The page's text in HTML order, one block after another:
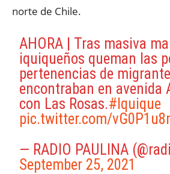
norte de Chile.
AHORA | Tras masiva
iquiqueños queman las
pertenencias de
encontraban en avenida
con Las Rosas.#Iquique
pic.twitter.com/
— RADIO PAULINA
September 25, 2021